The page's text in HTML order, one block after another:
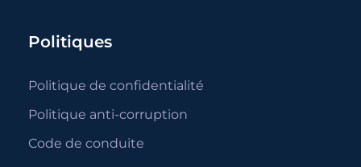
Politiques
Politique de confidentialité
Politique anti-corruption
Code de conduite